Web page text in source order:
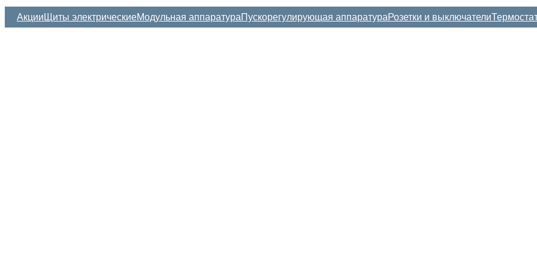
Акции Щиты электрическиеМодульная аппаратураПускорегулирующая аппаратураРозетки и выключатели